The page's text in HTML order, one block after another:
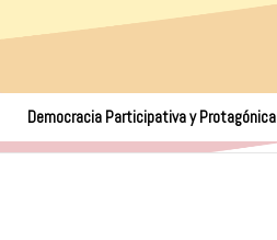
Democracia Participativa y Protagónica